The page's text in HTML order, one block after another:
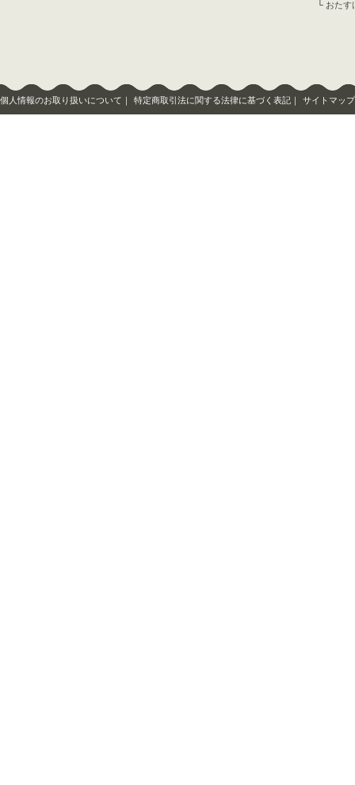
└ おたす
個人情報のお取り扱いについて ｜ 特定商取引法に関する法律に基づく表記 ｜ サイトマップ